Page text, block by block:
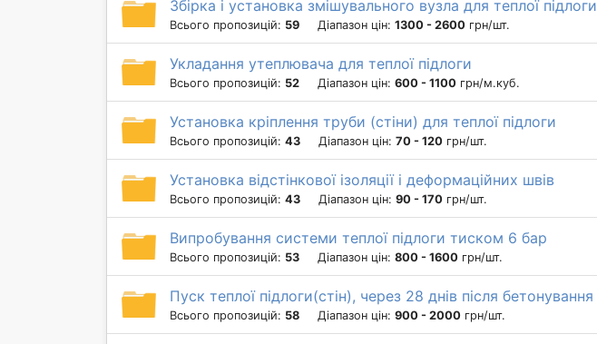
Збірка і установка змішувального вузла для теплої підлоги
Всього пропозицій: 59 Діапазон цін: 1300 - 2600 грн/шт.
Укладання утеплювача для теплої підлоги
Всього пропозицій: 52 Діапазон цін: 600 - 1100 грн/м.куб.
Установка кріплення труби (стіни) для теплої підлоги
Всього пропозицій: 43 Діапазон цін: 70 - 120 грн/шт.
Установка відстінкової ізоляції і деформаційних швів
Всього пропозицій: 43 Діапазон цін: 90 - 170 грн/шт.
Випробування системи теплої підлоги тиском 6 бар
Всього пропозицій: 53 Діапазон цін: 800 - 1600 грн/шт.
Пуск теплої підлоги(стін), через 28 днів після бетонування
Всього пропозицій: 58 Діапазон цін: 900 - 2000 грн/шт.